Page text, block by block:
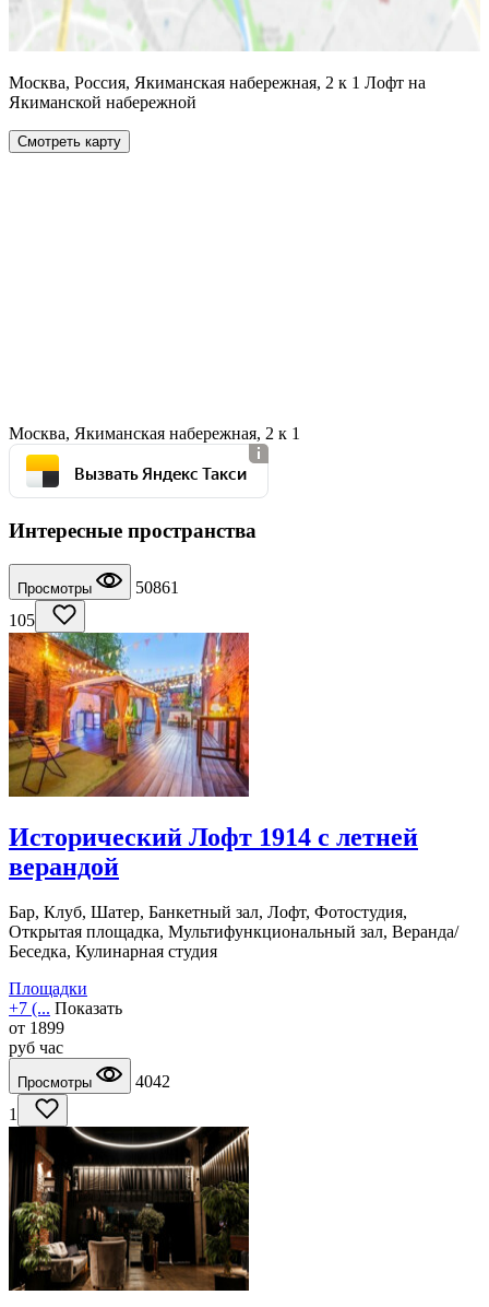
Москва, Россия, Якиманская набережная, 2 к 1 Лофт на
Якиманской набережной
Смотреть карту
Москва, Якиманская набережная, 2 к 1
Вызвать Яндекс Такси
Интересные пространства
Просмотры
50861
105
Исторический Лофт 1914 с летней
верандой
Бар, Клуб, Шатер, Банкетный зал, Лофт, Фотостудия,
Открытая площадка, Мультифункциональный зал, Веранда/
Беседка, Кулинарная студия
Площадки
+7 (... Показать
от 1899
руб час
Просмотры
4042
1